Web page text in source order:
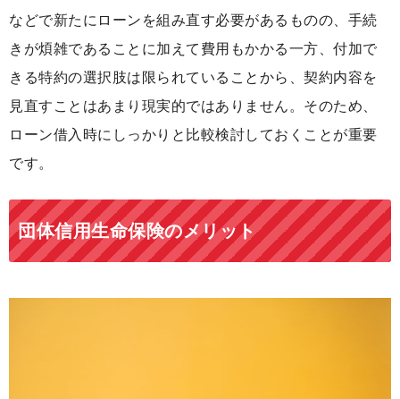
などで新たにローンを組み直す必要があるものの、手続
きが煩雑であることに加えて費用もかかる一方、付加で
きる特約の選択肢は限られていることから、契約内容を
見直すことはあまり現実的ではありません。そのため、
ローン借入時にしっかりと比較検討しておくことが重要
です。
団体信用生命保険のメリット